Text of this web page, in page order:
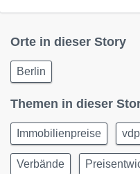
Orte in dieser Story
Berlin
Themen in dieser
Immobilienpreise
Verbände